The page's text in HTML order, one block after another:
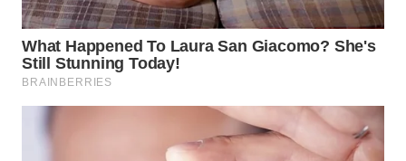
WN
SUKABUMI
WN